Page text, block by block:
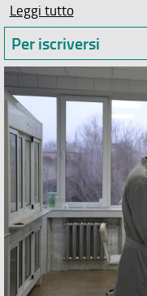
Leggi tutto
Per iscriversi